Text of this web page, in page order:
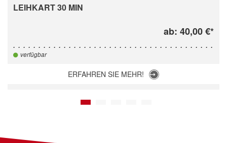
LEIHKART 30 MIN
ab: 40,00 €*
verfügbar
ERFAHREN SIE MEHR!
1